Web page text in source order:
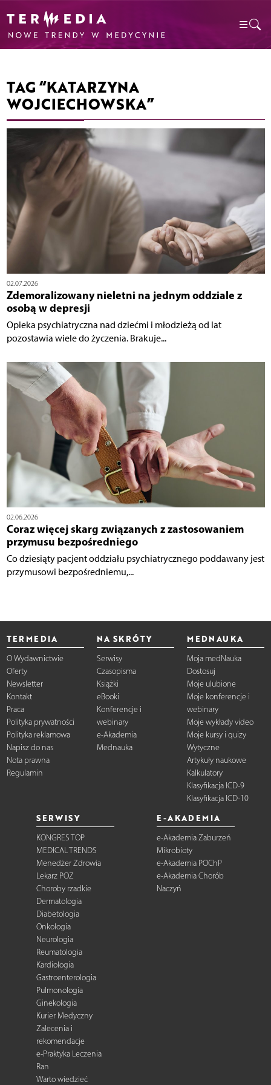
TAG “KATARZYNA
WOJCIECHOWSKA”
02.07.2026
Zdemoralizowany nieletni na jednym oddziale z
osobą w depresji
Opieka psychiatryczna nad dziećmi i młodzieżą od lat
pozostawia wiele do życzenia. Brakuje...
02.06.2026
Coraz więcej skarg związanych z zastosowaniem
przymusu bezpośredniego
Co dziesiąty pacjent oddziału psychiatrycznego poddawany jest
przymusowi bezpośredniemu,...
TERMEDIA
O Wydawnictwie
Oferty
Newsletter
Kontakt
Praca
Polityka prywatności
Polityka reklamowa
Napisz do nas
Nota prawna
Regulamin
NA SKRÓTY
Serwisy
Czasopisma
Książki
eBooki
Konferencje i
webinary
e-Akademia
Mednauka
MEDNAUKA
Moja medNauka
Dostosuj
Moje ulubione
Moje konferencje i
webinary
Moje wykłady video
Moje kursy i quizy
Wytyczne
Artykuły naukowe
Kalkulatory
Klasyfikacja ICD-9
Klasyfikacja ICD-10
SERWISY
KONGRES TOP
MEDICAL TRENDS
Menedżer Zdrowia
Lekarz POZ
Choroby rzadkie
Dermatologia
Diabetologia
Onkologia
Neurologia
Reumatologia
Kardiologia
Gastroenterologia
Pulmonologia
Ginekologia
Kurier Medyczny
Zalecenia i
rekomendacje
e-Praktyka Leczenia
Ran
Warto wiedzieć
E-AKADEMIA
e-Akademia Zaburzeń
Mikrobioty
e-Akademia POChP
e-Akademia Chorób
Naczyń